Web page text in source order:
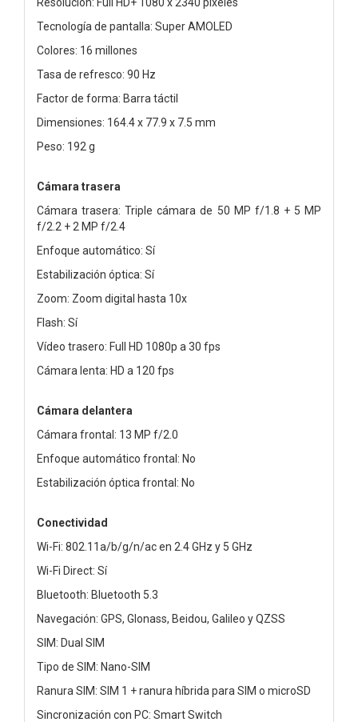
Tecnología de pantalla: Super AMOLED
Colores: 16 millones
Tasa de refresco: 90 Hz
Factor de forma: Barra táctil
Dimensiones: 164.4 x 77.9 x 7.5 mm
Peso: 192 g
Cámara trasera
Cámara trasera: Triple cámara de 50 MP f/1.8 + 5 MP
f/2.2 + 2 MP f/2.4
Enfoque automático: Sí
Estabilización óptica: Sí
Zoom: Zoom digital hasta 10x
Flash: Sí
Vídeo trasero: Full HD 1080p a 30 fps
Cámara lenta: HD a 120 fps
Cámara delantera
Cámara frontal: 13 MP f/2.0
Enfoque automático frontal: No
Estabilización óptica frontal: No
Conectividad
Wi-Fi: 802.11a/b/g/n/ac en 2.4 GHz y 5 GHz
Wi-Fi Direct: Sí
Bluetooth: Bluetooth 5.3
Navegación: GPS, Glonass, Beidou, Galileo y QZSS
SIM: Dual SIM
Tipo de SIM: Nano-SIM
Ranura SIM: SIM 1 + ranura híbrida para SIM o microSD
Sincronización con PC: Smart Switch